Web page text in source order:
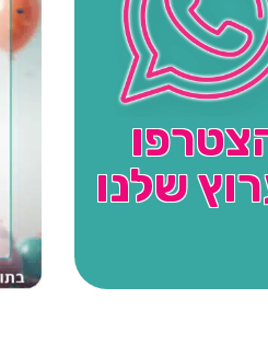
שלנו